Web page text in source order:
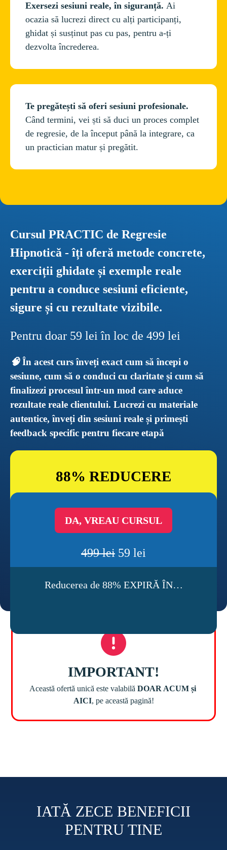
Exersezi sesiuni reale, în siguranță. Ai
ocazia să lucrezi direct cu alți participanți,
ghidat și susținut pas cu pas, pentru a-ți
dezvolta încrederea.
Te pregătești să oferi sesiuni profesionale.
Când termini, vei ști să duci un proces complet
de regresie, de la început până la integrare, ca
Cursul PRACTIC de Regresie
Hipnotică - îți oferă metode concrete,
exerciții ghidate și exemple reale
pentru a conduce sesiuni eficiente,
sigure și cu rezultate vizibile.
Pentru doar 59 lei în loc de 499 lei
🧠 În acest curs înveți exact cum să începi o
sesiune, cum să o conduci cu claritate și cum să
finalizezi procesul într-un mod care aduce
rezultate reale clientului. Lucrezi cu materiale
autentice, înveți din sesiuni reale și primești
feedback specific pentru fiecare etapă
88% REDUCERE
DA, VREAU CURSUL
499 lei 59 lei
Reducerea de 88% EXPIRĂ ÎN…
Această ofertă unică este valabilă DOAR ACUM și
AICI
IATĂ ZECE BENEFICII
PENTRU TINE